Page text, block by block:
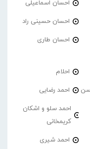
احسان اسماعیلی
احسان حسینی راد
احسان طاری
احلام
احمد‌ رضایی
احمد سلو و اشکان
کریمخانی
احمد شیری